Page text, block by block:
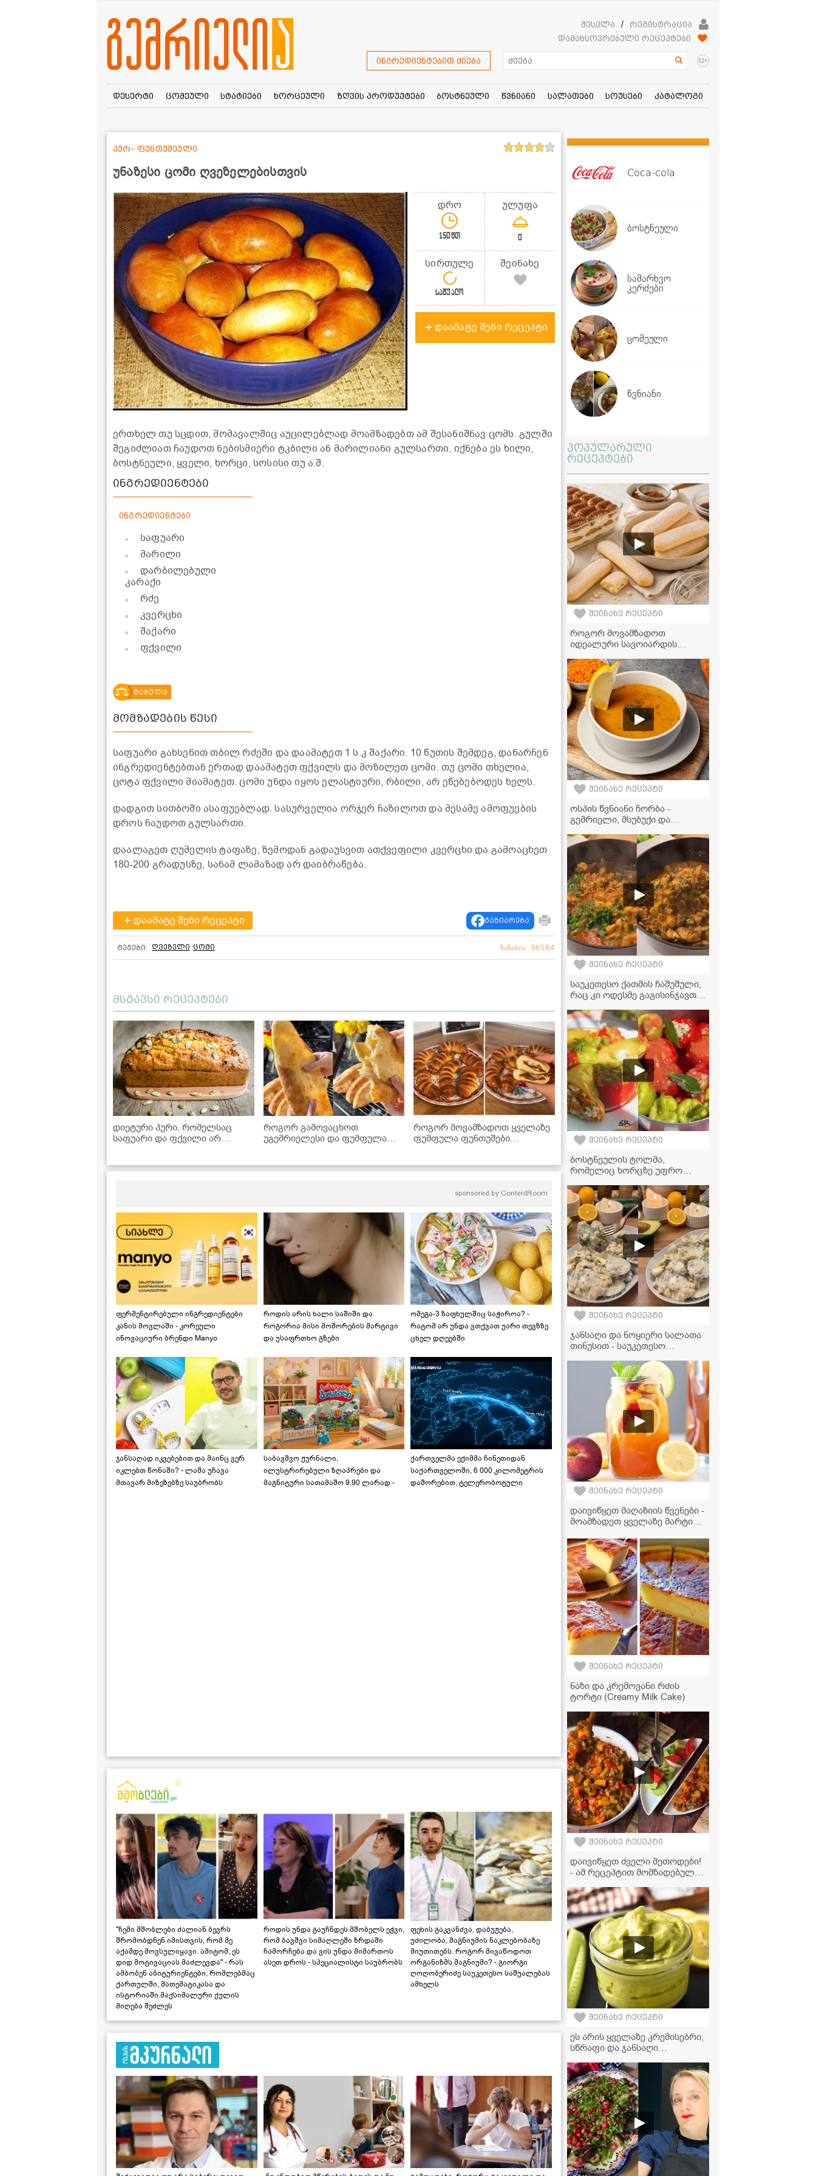
შესვლა /
რეგისტრაცია
დამახსოვრებული რეცეპტები
ინგრედიენტებით ძიება 12+
დესერტი ცომეული სტატიები ხორცეული ზღვის პროდუქტები ბოსტნეული წვნიანი სალათები სოუსები კატალოგი
უნაზესი ცომი ღვეზელებისთვის
პურ- ფუნთუშეული
დრო
150წთ
ულუფა
0
სირთულე
საშუალო
შეინახე
დაამატე შენი რეცეპტი
ერთხელ თუ სცდით, მომავალშიც აუცილებლად მოამზადებთ ამ შესანიშნავ ცომს. გულში
შეგიძლიათ ჩაუდოთ ნებისმიერი ტკბილი ან მარილიანი გულსართი, იქნება ეს ხილი,
ბოსტნეული, ყველი, ხორცი, სოსისი თუ ა.შ.
ინგრედიენტები
ინგრედიენტები
საფუარი
მარილი
დარბილებული
კარაქი
რძე
კვერცხი
შაქარი
ფქვილი
ტაბულა
მომზადების წესი
საფუარი გახსენით თბილ რძეში და დაამატეთ 1 ს.კ შაქარი. 10 წუთის შემდეგ, დანარჩენ
ინგრედიენტებთან ერთად დაამატეთ ფქვილს და მოზილეთ ცომი. თუ ცომი თხელია,
ცოტა ფქვილი მიამატეთ. ცომი უნდა იყოს ელასტიური, რბილი, არ ეწებებოდეს ხელს.
დადგით სითბოში ასაფუებლად. სასურველია ორჯერ ჩაზილოთ და მესამე ამოფუების
დროს ჩაუდოთ გულსართი.
დაალაგეთ ღუმელის ტაფაზე, ზემოდან გადაუსვით ათქვეფილი კვერცხი და გამოაცხეთ
180-200 გრადუსზე, სანამ ლამაზად არ დაიბრაწება.
დაამატე შენი რეცეპტი გაზიარება
ტეგები: ღვეზელი ცომი ნანახია: 98584
მსგავსი რეცეპტები
დიეტური პური, რომელსაც
საფუარი და ფქვილი არ
როგორ გამოვაცხოთ
უგემრიელესი და ფუმფულა
როგორ მოვამზადოთ ყველაზე
ფუმფულა ფუნთუშები
sponsored by ContentRoom
ფერმენტირებული ინგრედიენტები
კანის მოვლაში - კორეული
ინოვაციური ბრენდი Manyo
როდის არის ხალი საშიში და
როგორია მისი მოშორების მარტივი
და უსაფრთხო გზები
ომეგა-3 ზაფხულშიც საჭიროა? -
რატომ არ უნდა ვთქვათ უარი თევზზე
ცხელ დღეებში
ჯანსაღად იკვებებით და მაინც ვერ
იკლებთ წონაში? - ლაშა უჩავა
მთავარ მიზეზებზე საუბრობს
საბავშვო ჟურნალი,
ილუსტრირებული ზღაპრები და
მაგნიტური სათამაშო 9.90 ლარად -
ქართველმა ექიმმა ჩინეთიდან
საქართველოში, 6 000 კილომეტრის
დაშორებით, ტელერობოტული
"ჩემი მშობლები ძალიან ბევრს
შრომობდნენ იმისთვის, რომ მე
აქამდე მოვსულიყავი. ამიტომ, ეს
დიდ მოტივაციას მაძლევდა" - რას
ამბობენ აბიტურიენტები, რომლებმაც
ქართულში, მათემატიკასა და
ისტორიაში მაქსიმალური ქულის
მიღება შეძლეს
როდის უნდა გაუჩნდეს მშობელს ეჭვი,
რომ ბავშვი სიმაღლეში ზრდაში
ჩამორჩება და ვის უნდა მიმართოს
ასეთ დროს - სპეციალისტი საუბრობს
ფეხის გაკვანძვა, დაბუჟება,
უძილობა, მაგნიუმის ნაკლებობაზე
მიუთითებს. როგორ მივაწოდოთ
ორგანიზმს მაგნიუმი? - გიორგი
ღოღობერიძე საუკეთესო საშუალებას
ამხელს
Coca-cola
ბოსტნეული
სამარხვო
კერძები
ცომეული
წვნიანი
პოპულარული
რეცეპტები
შეინახე რეცეპტი
როგორ მოვამზადოთ
იდეალური სავოიარდის
ნაბიჯ რეცეპტი
ტირამისუსთვის
შეინახე რეცეპტი
ოსპის წვნიანი ჩორბა -
გემრიელი, მსუბუქი და
შეინახე რეცეპტი
საუკეთესო ქათმის ჩაშუშული,
რაც კი ოდესმე გაგისინჯავთ! -
შეინახე რეცეპტი
ბოსტნეულის ტოლმა,
რომელიც ხორცზე უფრო
და მარტივი რეცეპტი
შეინახე რეცეპტი
ჯანსაღი და ნოყიერი სალათა
თინუსით - საუკეთესო
გაქვს და მაცივარში თითქმის
არაფერია
შეინახე რეცეპტი
დაივიწყეთ მაღაზიის წვენები -
მოამზადეთ ყველაზე მარტივი
ლიმონათი სახლში!
შეინახე რეცეპტი
ნაზი და კრემოვანი რძის
ტორტი (Creamy Milk Cake)
შეინახე რეცეპტი
დაივიწყეთ ძველი მეთოდები!
- ამ რეცეპტით მომზადებული
წვნიანი და გემრიელი
გამოდის
შეინახე რეცეპტი
ეს არის ყველაზე კრემისებრი,
სწრაფი და ჯანსაღი
რეცეპტი, რომელის
მომზადებასაც სულ რაღაც 2
წუთში სჭირდება!